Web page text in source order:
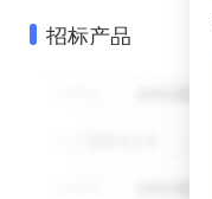
招标产品